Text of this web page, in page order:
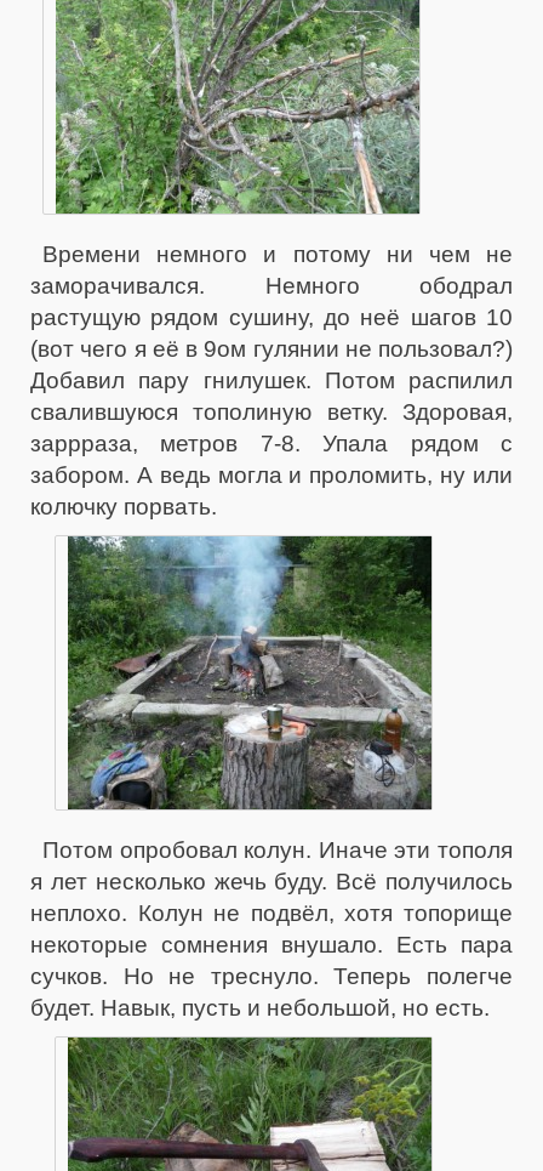
Времени немного и потому ни чем не
заморачивался. Немного ободрал
растущую рядом сушину, до неё шагов 10
(вот чего я её в 9ом гулянии не пользовал?)
Добавил пару гнилушек. Потом распилил
свалившуюся тополиную ветку. Здоровая,
заррраза, метров 7-8. Упала рядом с
забором. А ведь могла и проломить, ну или
колючку порвать.
Потом опробовал колун. Иначе эти тополя
я лет несколько жечь буду. Всё получилось
неплохо. Колун не подвёл, хотя топорище
некоторые сомнения внушало. Есть пара
сучков. Но не треснуло. Теперь полегче
будет. Навык, пусть и небольшой, но есть.